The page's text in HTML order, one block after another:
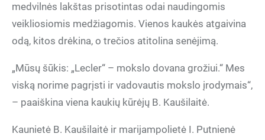
medvilnės lakštas prisotintas odai naudingomis
veikliosiomis medžiagomis. Vienos kaukės atgaivina
odą, kitos drėkina, o trečios atitolina senėjimą.
„Mūsų šūkis: „Lecler“ – mokslo dovana grožiui.“ Mes
viską norime pagrįsti ir vadovautis mokslo įrodymais“,
– paaiškina viena kaukių kūrėjų B. Kaušilaitė.
Kaunietė B. Kaušilaitė ir marijampolietė I. Putnienė